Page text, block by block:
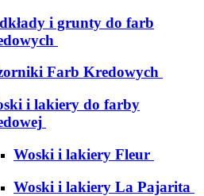
i grunty do farb
Farb Kredowych
i lakiery do farby
Woski i lakiery Fleur
Woski i lakiery La Pajarita